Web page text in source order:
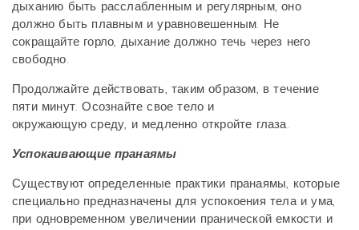
дыханию быть расслабленным и регулярным, оно
должно быть плавным и уравновешенным. Не
сокращайте горло, дыхание должно течь через него
свободно.
Продолжайте действовать, таким образом, в течение
пяти минут. Осознайте свое тело и
окружающую среду, и медленно откройте глаза.
Успокаивающие пранаямы
Существуют определенные практики пранаямы, которые
специально предназначены для успокоения тела и ума,
при одновременном увеличении пранической емкости и